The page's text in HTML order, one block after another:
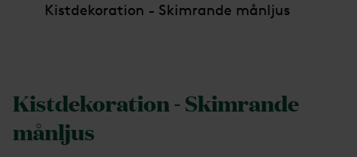
Kistdekoration - Skimrande månljus
Kistdekoration - Skimrande
månljus